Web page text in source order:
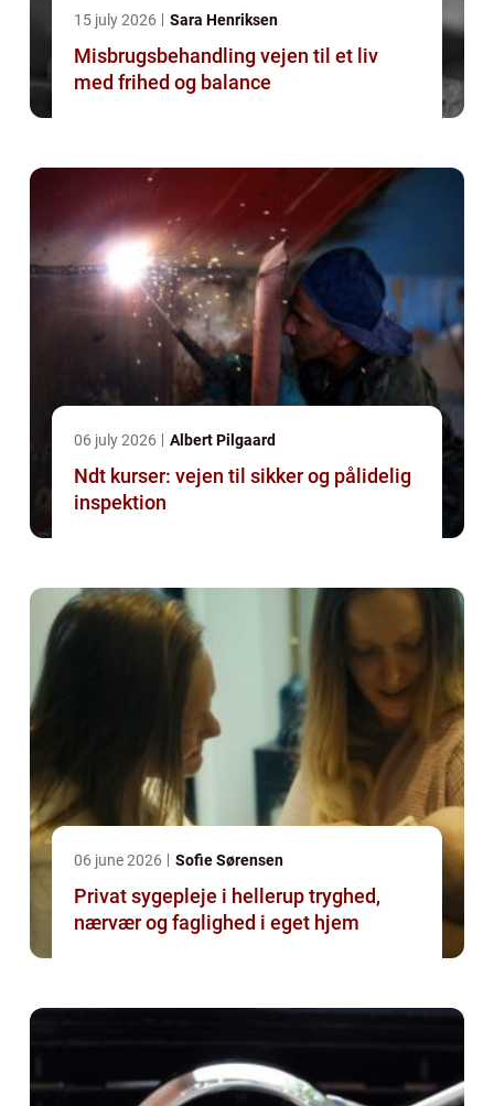
15 july 2026 Sara Henriksen
Misbrugsbehandling vejen til et liv
med frihed og balance
06 july 2026 Albert Pilgaard
Ndt kurser: vejen til sikker og pålidelig
inspektion
06 june 2026 Sofie Sørensen
Privat sygepleje i hellerup tryghed,
nærvær og faglighed i eget hjem